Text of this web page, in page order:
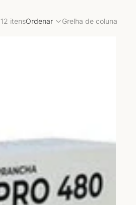
12 itensOrdenar Grelha de coluna